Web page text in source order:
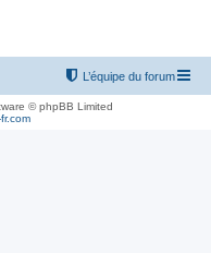
L’équipe du forum
© phpBB Limited